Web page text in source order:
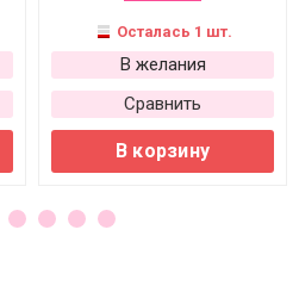
Осталась 1 шт.
В желания
Сравнить
В корзину